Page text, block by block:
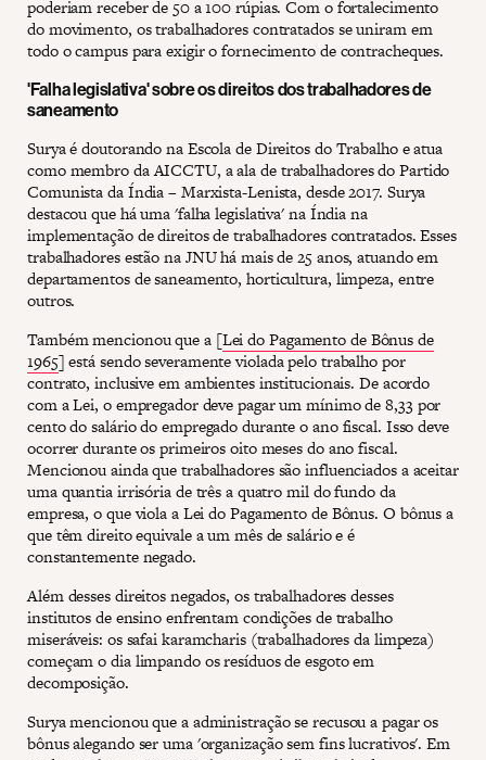
poderiam receber de 50 a 100 rúpias. Com o fortalecimento
do movimento, os trabalhadores contratados se uniram em
todo o campus para exigir o fornecimento de contracheques.
'Falha legislativa' sobre os direitos dos trabalhadores de
saneamento
Surya é doutorando na Escola de Direitos do Trabalho e atua
como membro da AICCTU, a ala de trabalhadores do Partido
Comunista da Índia – Marxista-Lenista, desde 2017. Surya
destacou que há uma 'falha legislativa' na Índia na
implementação de direitos de trabalhadores contratados. Esses
trabalhadores estão na JNU há mais de 25 anos, atuando em
departamentos de saneamento, horticultura, limpeza, entre
outros.
Também mencionou que a [Lei do Pagamento de Bônus de
1965] está sendo severamente violada pelo trabalho por
contrato, inclusive em ambientes institucionais. De acordo
com a Lei, o empregador deve pagar um mínimo de 8,33 por
cento do salário do empregado durante o ano fiscal. Isso deve
ocorrer durante os primeiros oito meses do ano fiscal.
Mencionou ainda que trabalhadores são influenciados a aceitar
uma quantia irrisória de três a quatro mil do fundo da
empresa, o que viola a Lei do Pagamento de Bônus. O bônus a
que têm direito equivale a um mês de salário e é
constantemente negado.
Além desses direitos negados, os trabalhadores desses
institutos de ensino enfrentam condições de trabalho
miseráveis: os safai karamcharis (trabalhadores da limpeza)
começam o dia limpando os resíduos de esgoto em
decomposição.
Surya mencionou que a administração se recusou a pagar os
bônus alegando ser uma 'organização sem fins lucrativos'. Em